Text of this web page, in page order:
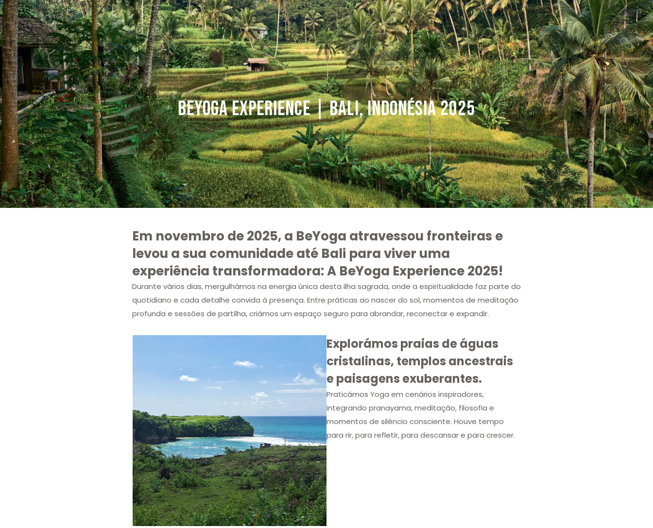
ESTÚDIO FORMAÇÕES ESPECIALIZAÇÕES COMUNIDADE BEYOGA BLOG LOGIN
BEYOGA EXPERIENCE | BALI, INDONÉSIA 2025
Em novembro de 2025, a BeYoga atravessou fronteiras e
levou a sua comunidade até Bali para viver uma
experiência transformadora: A BeYoga Experience 2025!
Durante vários dias, mergulhámos na energia única desta ilha sagrada, onde a espiritualidade faz parte do
quotidiano e cada detalhe convida à presença. Entre práticas ao nascer do sol, momentos de meditação
profunda e sessões de partilha, criámos um espaço seguro para abrandar, reconectar e expandir.
Explorámos praias de águas
cristalinas, templos ancestrais
e paisagens exuberantes.
Praticámos Yoga em cenários inspiradores,
integrando pranayama, meditação, filosofia e
momentos de silêncio consciente. Houve tempo
para rir, para refletir, para descansar e para crescer.